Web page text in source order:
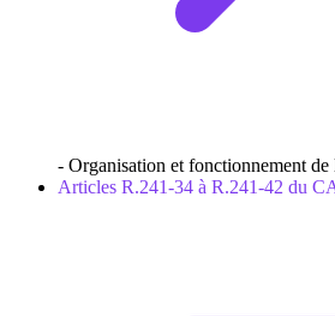
- Organisation et fonctionnement
Articles R.241-34 à R.241-42 du